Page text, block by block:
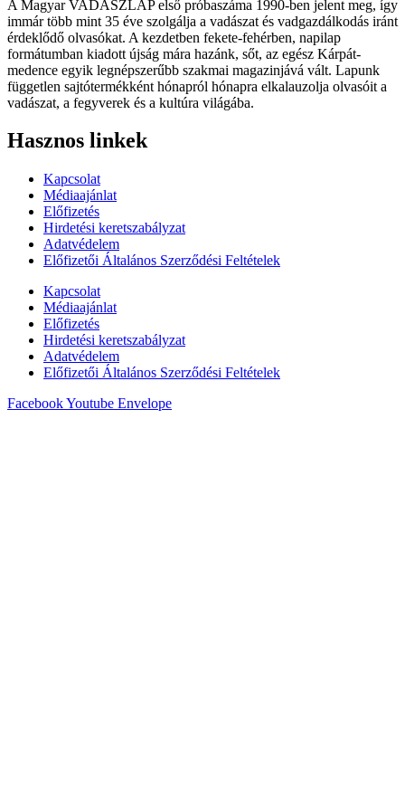
A Magyar VADÁSZLAP első próbaszáma 1990-ben jelent meg, így
immár több mint 35 éve szolgálja a vadászat és vadgazdálkodás iránt
érdeklődő olvasókat. A kezdetben fekete-fehérben, napilap
formátumban kiadott újság mára hazánk, sőt, az egész Kárpát-
medence egyik legnépszerűbb szakmai magazinjává vált. Lapunk
független sajtótermékként hónapról hónapra elkalauzolja olvasóit a
vadászat, a fegyverek és a kultúra világába.
Hasznos linkek
Kapcsolat
Médiaajánlat
Előfizetés
Hirdetési keretszabályzat
Adatvédelem
Előfizetői Általános Szerződési Feltételek
Kapcsolat
Médiaajánlat
Előfizetés
Hirdetési keretszabályzat
Adatvédelem
Előfizetői Általános Szerződési Feltételek
FacebookYoutube Envelope